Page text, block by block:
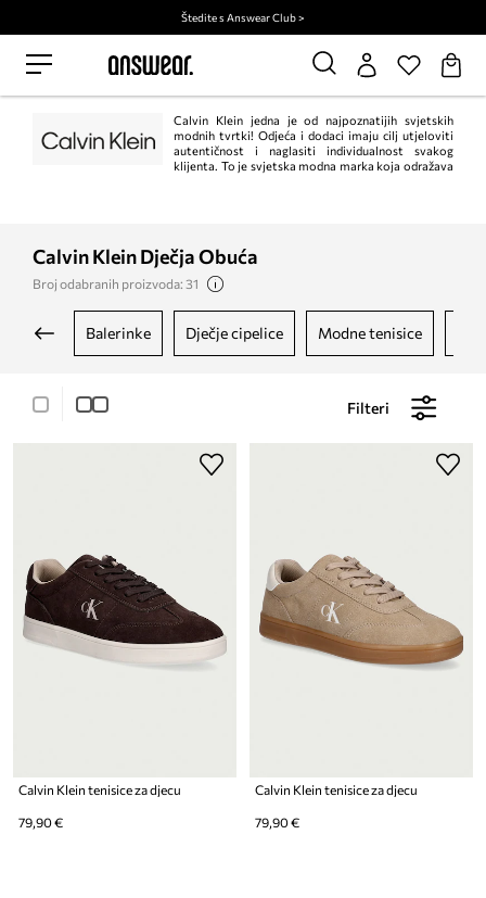
Štedite s Answear Club >
Calvin Klein jedna je od najpoznatijih svjetskih
modnih tvrtki! Odjeća i dodaci imaju cilj utjeloviti
autentičnost i naglasiti individualnost svakog
klijenta. To je svjetska modna marka koja odražava
Calvin Klein Dječja Obuća
Broj odabranih proizvoda: 31
balerinke dječje cipelice modne tenisice
Filteri
Calvin Klein tenisice za djecu
79,90 €
Calvin Klein tenisice za djecu
79,90 €